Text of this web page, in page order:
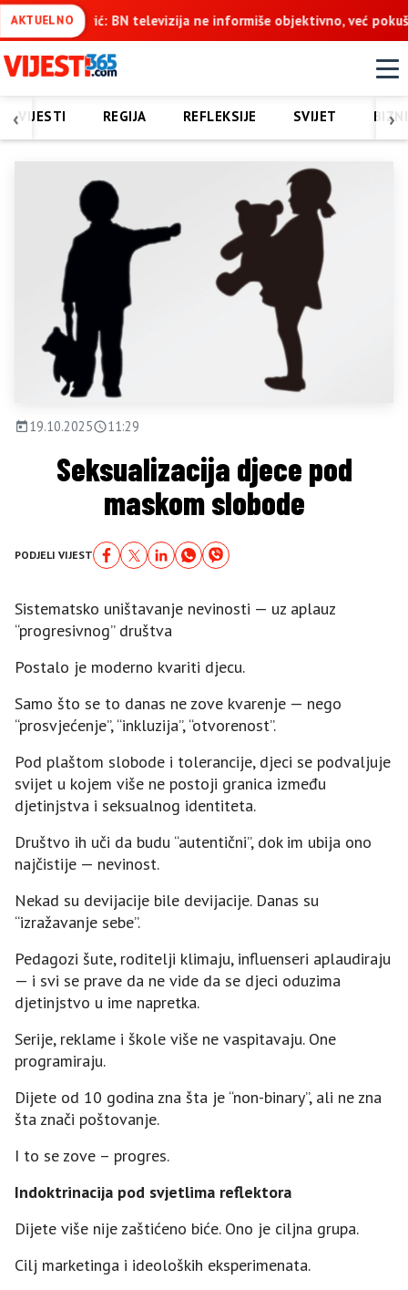
AKTUELNO
informiše objektivno, već pokušava da ospori vodovod na
‹ ›
VIJESTI REGIJA REFLEKSIJE SVIJET
19.10.2025 11:29
Seksualizacija djece pod
maskom slobode
PODJELI VIJEST
Sistematsko uništavanje nevinosti — uz aplauz
“progresivnog” društva
Postalo je moderno kvariti djecu.
Samo što se to danas ne zove kvarenje — nego
“prosvjećenje”, “inkluzija”, “otvorenost”.
Pod plaštom slobode i tolerancije, djeci se podvaljuje
svijet u kojem više ne postoji granica između
djetinjstva i seksualnog identiteta.
Društvo ih uči da budu “autentični”, dok im ubija ono
najčistije — nevinost.
Nekad su devijacije bile devijacije. Danas su
“izražavanje sebe”.
Pedagozi šute, roditelji klimaju, influenseri aplaudiraju
— i svi se prave da ne vide da se djeci oduzima
djetinjstvo u ime napretka.
Serije, reklame i škole više ne vaspitavaju. One
programiraju.
Dijete od 10 godina zna šta je “non-binary”, ali ne zna
šta znači poštovanje.
I to se zove – progres.
Indoktrinacija pod svjetlima reflektora
Dijete više nije zaštićeno biće. Ono je ciljna grupa.
Cilj marketinga i ideoloških eksperimenata.